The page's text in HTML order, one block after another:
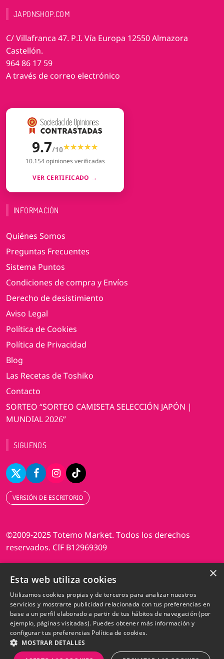
JAPONSHOP.COM
C/ Villafranca 47. P.I. Vía Europa 12550 Almazora
Castellón.
964 86 17 59
A través de correo electrónico
9.7/10★★★★★
★★★★★
10.154 opiniones verificadas
VER CERTIFICADO →
INFORMACIÓN
Quiénes Somos
Preguntas Frecuentes
Sistema Puntos
Condiciones de compra y Envíos
Derecho de desistimiento
Aviso Legal
Política de Cookies
Política de Privacidad
Blog
Las Recetas de Toshiko
Contacto
SORTEO “SORTEO CAMISETA SELECCIÓN JAPÓN |
MUNDIAL 2026”
SIGUENOS
VERSIÓN DE ESCRITORIO
©2009-2025 Totemo Market. Todos los derechos
reservados. CIF B12969309
×
Esta web utiliza cookies
Utilizamos cookies propias y de terceros para analizar nuestros
servicios y mostrarte publicidad relacionada con tus preferencias en
base a un perfil elaborado a partir de tus hábitos de navegación (por
ejemplo, páginas visitadas). Puedes obtener más información y
configurar tus preferencias Política de cookies.
MOSTRAR DETALLES